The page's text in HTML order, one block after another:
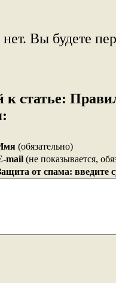
Вы будете
статье:
(обязательно)
mail (не показывается,
от спама: введите